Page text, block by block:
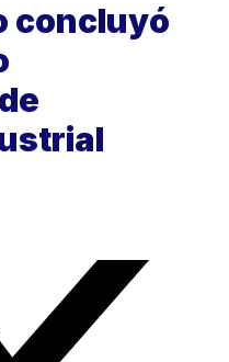
concluyó